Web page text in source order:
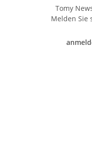
Tomy
Melden Sie